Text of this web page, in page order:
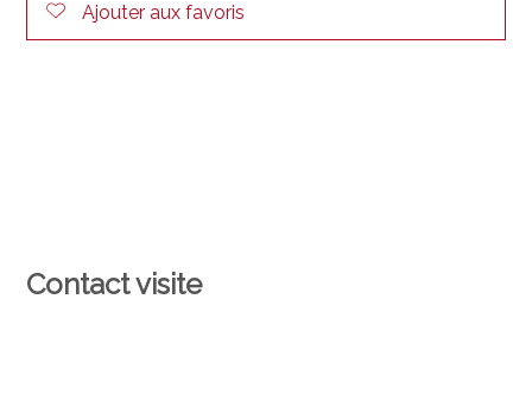
Ajouter aux favoris
Contact visite